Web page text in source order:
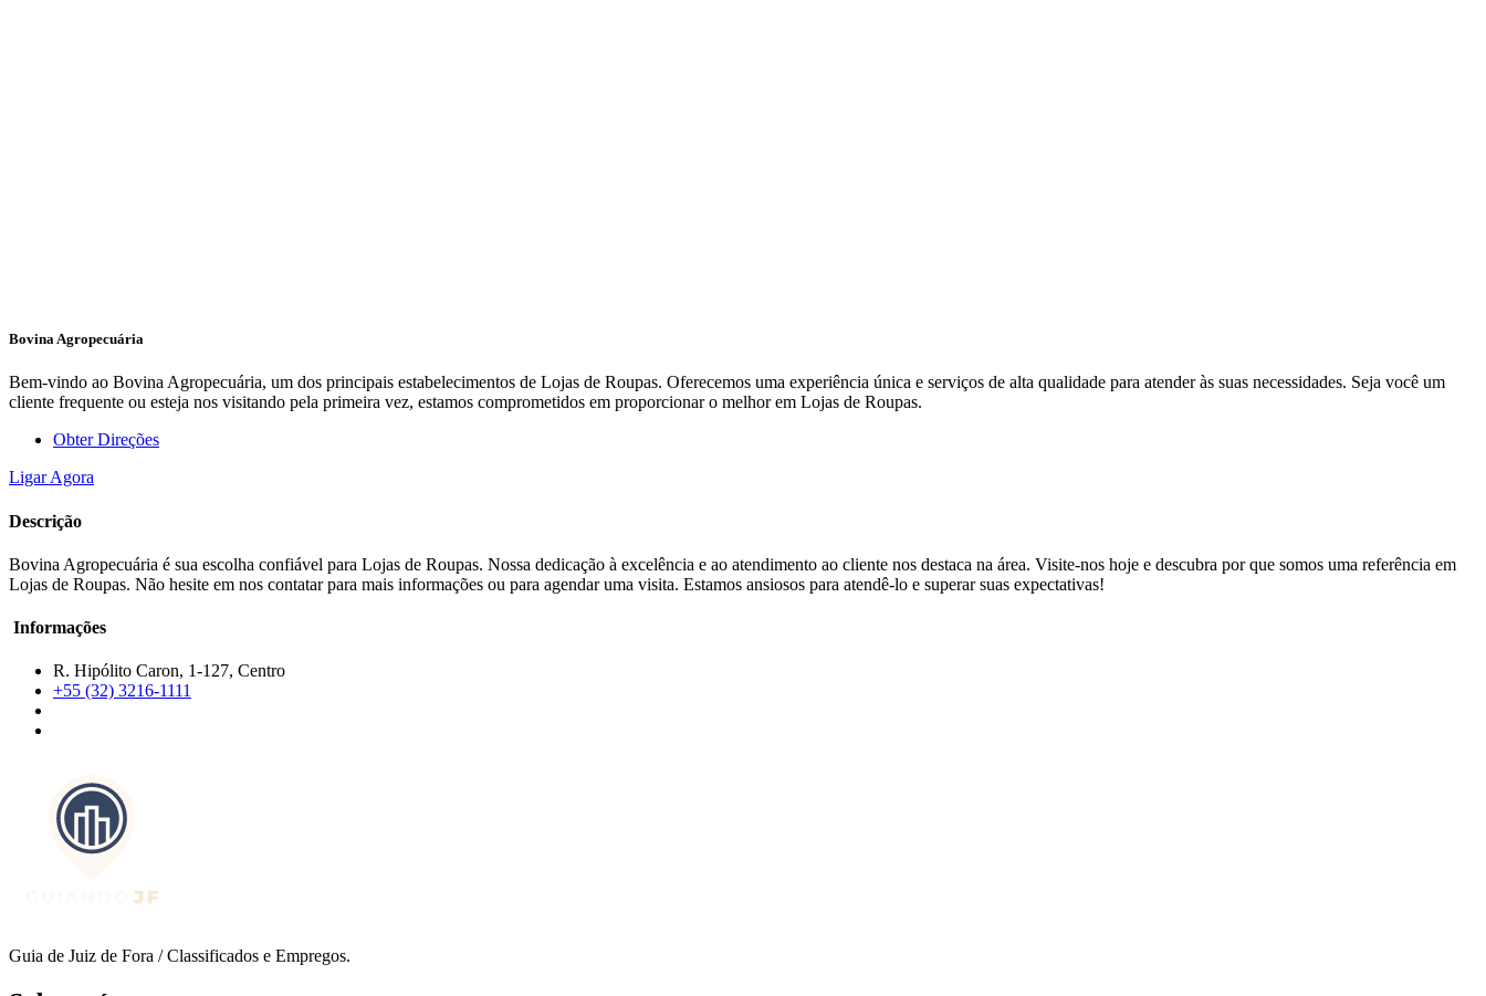
Bovina Agropecuária
Bem-vindo ao Bovina Agropecuária, um dos principais estabelecimentos de Lojas de Roupas. Oferecemos uma experiência única e serviços de alta qualidade para atender às suas necessidades. Seja você um
cliente frequente ou esteja nos visitando pela primeira vez, estamos comprometidos em proporcionar o melhor em Lojas de Roupas.
Obter Direções
Ligar Agora
Descrição
Bovina Agropecuária é sua escolha confiável para Lojas de Roupas. Nossa dedicação à excelência e ao atendimento ao cliente nos destaca na área. Visite-nos hoje e descubra por que somos uma referência em
Lojas de Roupas. Não hesite em nos contatar para mais informações ou para agendar uma visita. Estamos ansiosos para atendê-lo e superar suas expectativas!
Informações
R. Hipólito Caron, 1-127, Centro
+55 (32) 3216-1111
Guia de Juiz de Fora / Classificados e Empregos.